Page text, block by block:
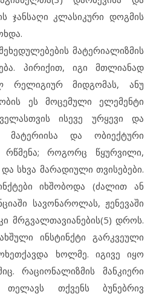
ჯანსაღი კლასიკური დოგმის
მატერიალიზმის
პირიქით, იგი მთლიანად
რელიგიურ მიდგომას, ანუ
ეს მოცემული ელემენტი
ისევე ურყევი და
მატერიისა და ობიექტური
რწმენა; როგორც წყურვილი,
სხვა მარადიული თვისებები.
იხშობოდა (ძალით ან
სავონაროლას, ჟენევაში
მრგვალთავიანების(5) დროს.
ინსტინქტი გარკვეული
ხოლმე. იგივე იყო
რაციონალიზმის მანკიერი
თქვენს ბუნებრივ